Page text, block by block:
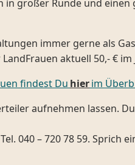
in großer Runde und
immer gerne als
aktuell 50,- € im
findest Du hierim
aufnehmen lassen.
040 – 720 78 59. Sprich